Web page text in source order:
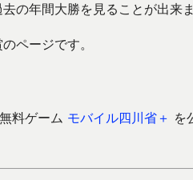
の年間大勝を見ることが出来
ページです。
料ゲーム モバイル四川省＋ を